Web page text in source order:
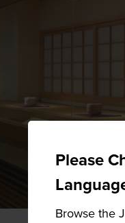
Please
Browse the